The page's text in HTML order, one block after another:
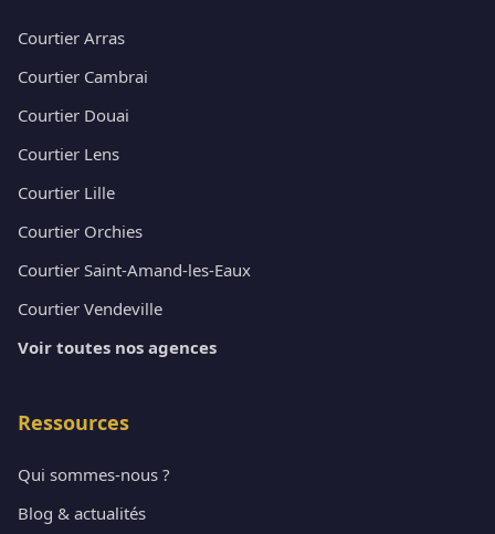
Courtier Arras
Courtier Cambrai
Courtier Douai
Courtier Lens
Courtier Lille
Courtier Orchies
Courtier Saint-Amand-les-Eaux
Courtier Vendeville
Voir toutes nos agences
Ressources
Qui sommes-nous ?
Blog & actualités